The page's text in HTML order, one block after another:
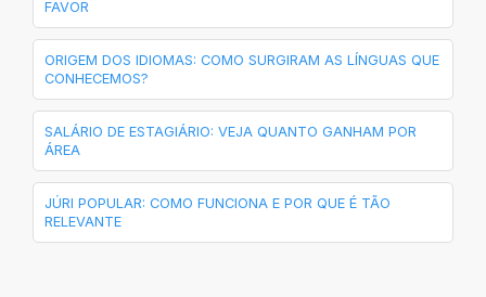
FAVOR
ORIGEM DOS IDIOMAS: COMO SURGIRAM AS LÍNGUAS QUE
CONHECEMOS?
SALÁRIO DE ESTAGIÁRIO: VEJA QUANTO GANHAM POR
ÁREA
JÚRI POPULAR: COMO FUNCIONA E POR QUE É TÃO
RELEVANTE